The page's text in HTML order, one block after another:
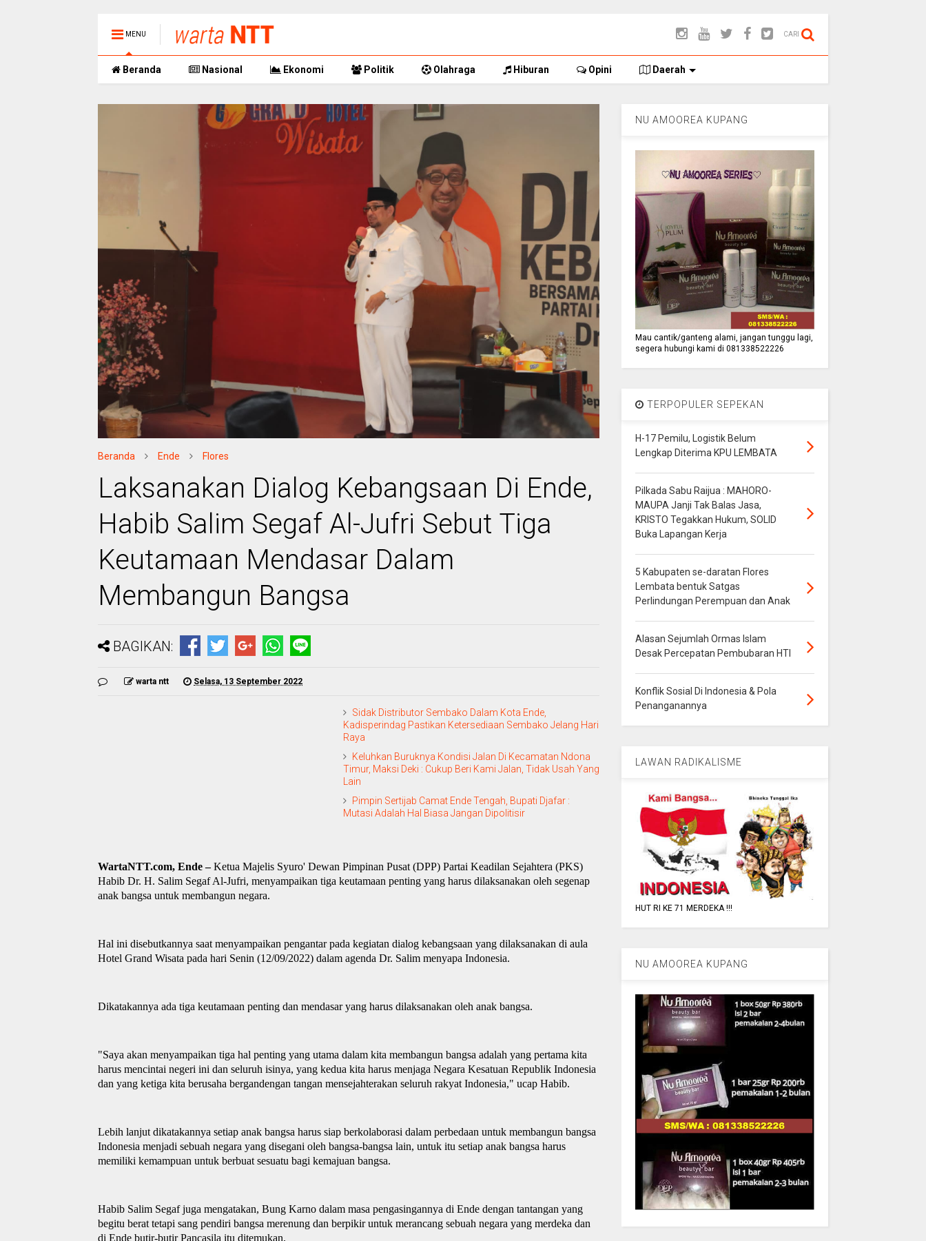
MENU CARI
Beranda Nasional Ekonomi Politik Olahraga Hiburan Opini Daerah
Beranda Ende Flores
Laksanakan Dialog Kebangsaan Di Ende,
Habib Salim Segaf Al-Jufri Sebut Tiga
Keutamaan Mendasar Dalam
Membangun Bangsa
BAGIKAN:
warta ntt Selasa, 13 September 2022
Sidak Distributor Sembako Dalam Kota Ende,
Kadisperindag Pastikan Ketersediaan Sembako Jelang Hari
Raya
Keluhkan Buruknya Kondisi Jalan Di Kecamatan Ndona
Timur, Maksi Deki : Cukup Beri Kami Jalan, Tidak Usah Yang
Lain
Pimpin Sertijab Camat Ende Tengah, Bupati Djafar :
Mutasi Adalah Hal Biasa Jangan Dipolitisir
WartaNTT.com, Ende –Ketua Majelis Syuro' Dewan Pimpinan Pusat (DPP) Partai Keadilan Sejahtera (PKS)
Habib Dr. H. Salim Segaf Al-Jufri, menyampaikan tiga keutamaan penting yang harus dilaksanakan oleh segenap
anak bangsa untuk membangun negara.
Hal ini disebutkannya saat menyampaikan pengantar pada kegiatan dialog kebangsaan yang dilaksanakan di aula
Hotel Grand Wisata pada hari Senin (12/09/2022) dalam agenda Dr. Salim menyapa Indonesia.
Dikatakannya ada tiga keutamaan penting dan mendasar yang harus dilaksanakan oleh anak bangsa.
"Saya akan menyampaikan tiga hal penting yang utama dalam kita membangun bangsa adalah yang pertama kita
harus mencintai negeri ini dan seluruh isinya, yang kedua kita harus menjaga Negara Kesatuan Republik Indonesia
dan yang ketiga kita berusaha bergandengan tangan mensejahterakan seluruh rakyat Indonesia," ucap Habib.
Lebih lanjut dikatakannya setiap anak bangsa harus siap berkolaborasi dalam perbedaan untuk membangun bangsa
Indonesia menjadi sebuah negara yang disegani oleh bangsa-bangsa lain, untuk itu setiap anak bangsa harus
memiliki kemampuan untuk berbuat sesuatu bagi kemajuan bangsa.
Habib Salim Segafjuga mengatakan, Bung Karno dalam masa pengasingannya di Ende dengan tantangan yang
begitu berat tetapi sang pendiri bangsa merenung dan berpikir untuk merancang sebuah negara yang merdeka dan
di Ende butir-butir Pancasila itu ditemukan.
NU AMOOREA KUPANG
Mau cantik/ganteng alami, jangan tunggu lagi,
segera hubungi kami di 081338522226
TERPOPULER SEPEKAN
H-17 Pemilu, Logistik Belum
Lengkap Diterima KPU LEMBATA
Pilkada Sabu Raijua : MAHORO-
MAUPA Janji Tak Balas Jasa,
KRISTO Tegakkan Hukum, SOLID
Buka Lapangan Kerja
5 Kabupaten se-daratan Flores
Lembata bentuk Satgas
Perlindungan Perempuan dan Anak
Alasan Sejumlah Ormas Islam
Desak Percepatan Pembubaran HTI
Konflik Sosial Di Indonesia & Pola
Penanganannya
LAWAN RADIKALISME
HUT RI KE 71 MERDEKA !!!
NU AMOOREA KUPANG